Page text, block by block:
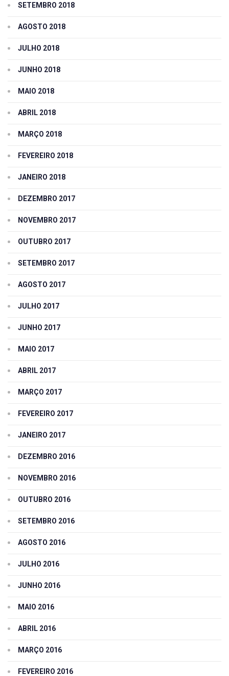
SETEMBRO 2018
AGOSTO 2018
JULHO 2018
JUNHO 2018
MAIO 2018
ABRIL 2018
MARÇO 2018
FEVEREIRO 2018
JANEIRO 2018
DEZEMBRO 2017
NOVEMBRO 2017
OUTUBRO 2017
SETEMBRO 2017
AGOSTO 2017
JULHO 2017
JUNHO 2017
MAIO 2017
ABRIL 2017
MARÇO 2017
FEVEREIRO 2017
JANEIRO 2017
DEZEMBRO 2016
NOVEMBRO 2016
OUTUBRO 2016
SETEMBRO 2016
AGOSTO 2016
JULHO 2016
JUNHO 2016
MAIO 2016
ABRIL 2016
MARÇO 2016
FEVEREIRO 2016